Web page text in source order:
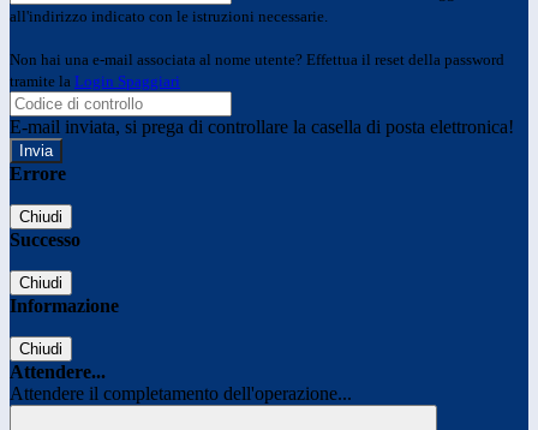
all'indirizzo indicato con le istruzioni necessarie.
Non hai una e-mail associata al nome utente? Effettua il reset della password
tramite la Login Spaggiari
E-mail inviata, si prega di controllare la casella di posta elettronica!
Errore
Chiudi
Successo
Chiudi
Informazione
Chiudi
Attendere...
Attendere il completamento dell'operazione...